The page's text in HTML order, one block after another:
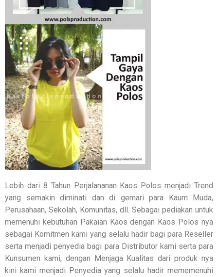
Lebih dari 8 Tahun Perjalananan Kaos Polos menjadi Trend
yang semakin diminati dan di gemari para Kaum Muda,
Perusahaan, Sekolah, Komunitas, dll. Sebagai pediakan untuk
memenuhi kebutuhan Pakaian Kaos dengan Kaos Polos nya
sebagai Komitmen kami yang selalu hadir bagi para Reseller
serta menjadi penyedia bagi para Distributor kami serta para
Kunsumen kami, dengan Menjaga Kualitas dari produk nya
kini kami menjadi Penyedia yang selalu hadir mememenuhi